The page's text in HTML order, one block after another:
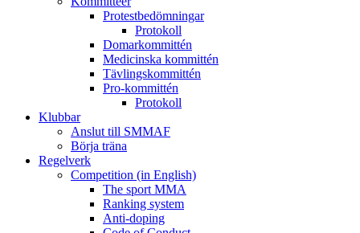
Protestbedömningar
Protokoll
Domarkommittén
Medicinska kommittén
Tävlingskommittén
Pro-kommittén
Protokoll
Klubbar
Anslut till SMMAF
Börja träna
Regelverk
Competition (in English)
The sport MMA
Ranking system
Anti-doping